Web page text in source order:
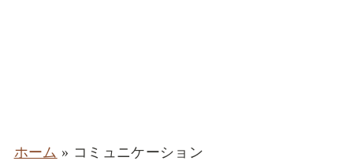
ホーム » コミュニケーション